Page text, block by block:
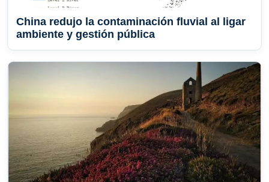
China redujo la contaminación fluvial al ligar
ambiente y gestión pública